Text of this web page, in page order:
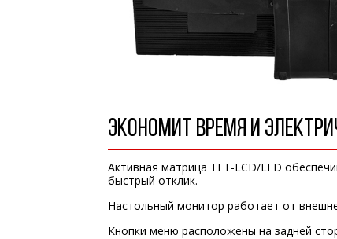
ЭКОНОМИТ ВРЕМЯ И
Активная матрица TFT-LCD/LED
быстрый отклик.
Настольный монитор работает от
Кнопки меню расположены на задней